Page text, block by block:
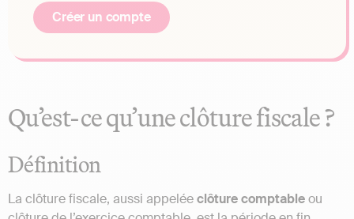
Créer un compte
Qu’est-ce qu’une clôture fiscale ?
Définition
La clôture fiscale, aussi appeléeclôture comptableou